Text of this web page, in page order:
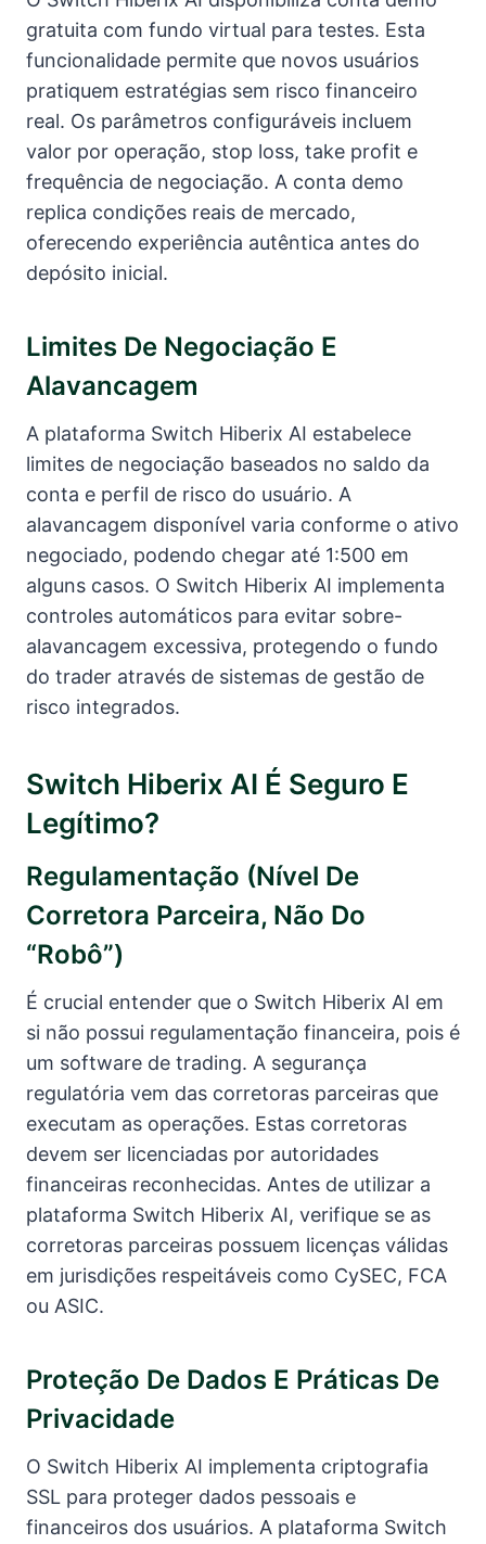
gratuita com fundo virtual para testes. Esta
funcionalidade permite que novos usuários
pratiquem estratégias sem risco financeiro
real. Os parâmetros configuráveis incluem
valor por operação, stop loss, take profit e
frequência de negociação. A conta demo
replica condições reais de mercado,
oferecendo experiência autêntica antes do
depósito inicial.
Limites De Negociação E
Alavancagem
A plataforma Switch Hiberix AI estabelece
limites de negociação baseados no saldo da
conta e perfil de risco do usuário. A
alavancagem disponível varia conforme o ativo
negociado, podendo chegar até 1:500 em
alguns casos. O Switch Hiberix AI implementa
controles automáticos para evitar sobre-
alavancagem excessiva, protegendo o fundo
do trader através de sistemas de gestão de
risco integrados.
Switch Hiberix AI É Seguro E
Legítimo?
Regulamentação (nível De
Corretora Parceira, Não Do
“robô”)
É crucial entender que o Switch Hiberix AI em
si não possui regulamentação financeira, pois é
um software de trading. A segurança
regulatória vem das corretoras parceiras que
executam as operações. Estas corretoras
devem ser licenciadas por autoridades
financeiras reconhecidas. Antes de utilizar a
plataforma Switch Hiberix AI, verifique se as
corretoras parceiras possuem licenças válidas
em jurisdições respeitáveis como CySEC, FCA
ou ASIC.
Proteção De Dados E Práticas De
Privacidade
O Switch Hiberix AI implementa criptografia
SSL para proteger dados pessoais e
financeiros dos usuários. A plataforma Switch